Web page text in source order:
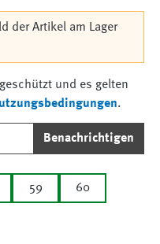
der Artikel am Lager
und es gelten
.
Benachrichtigen
59 60